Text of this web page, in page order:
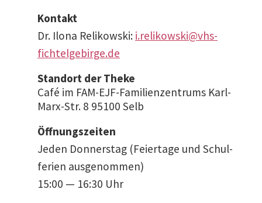
Kontakt
Dr. Ilona Relikowski: i.relikowski@vhs-
fichtelgebirge.de
Standort der Theke
Café im FAM-EJF-Famili­en­zen­trums Karl-
Marx-Str. 8 95100 Selb
Öffnungs­zeiten
Jeden Donnerstag (Feiertage und Schul­
ferien ausgenommen)
15:00 — 16:30 Uhr